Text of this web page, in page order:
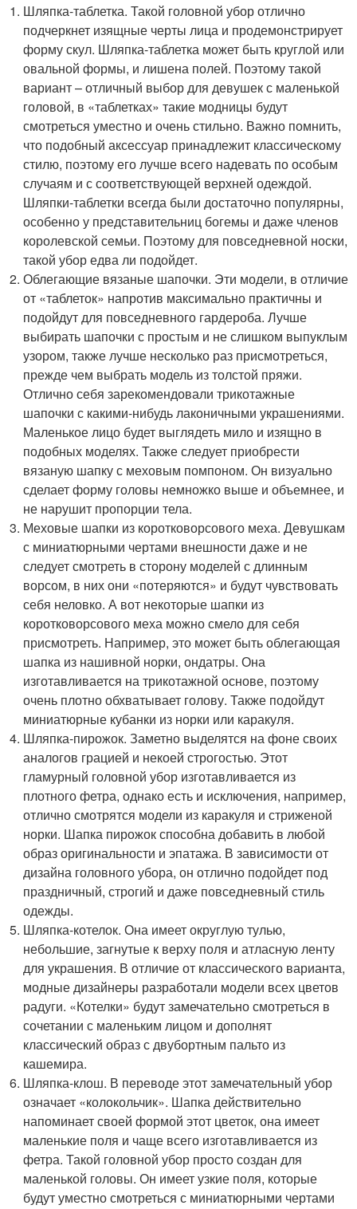
Шляпка-таблетка. Такой головной убор отлично
подчеркнет изящные черты лица и продемонстрирует
форму скул. Шляпка-таблетка может быть круглой или
овальной формы, и лишена полей. Поэтому такой
вариант – отличный выбор для девушек с маленькой
головой, в «таблетках» такие модницы будут
смотреться уместно и очень стильно. Важно помнить,
что подобный аксессуар принадлежит классическому
стилю, поэтому его лучше всего надевать по особым
случаям и с соответствующей верхней одеждой.
Шляпки-таблетки всегда были достаточно популярны,
особенно у представительниц богемы и даже членов
королевской семьи. Поэтому для повседневной носки,
такой убор едва ли подойдет.
Облегающие вязаные шапочки. Эти модели, в отличие
от «таблеток» напротив максимально практичны и
подойдут для повседневного гардероба. Лучше
выбирать шапочки с простым и не слишком выпуклым
узором, также лучше несколько раз присмотреться,
прежде чем выбрать модель из толстой пряжи.
Отлично себя зарекомендовали трикотажные
шапочки с какими-нибудь лаконичными украшениями.
Маленькое лицо будет выглядеть мило и изящно в
подобных моделях. Также следует приобрести
вязаную шапку с меховым помпоном. Он визуально
сделает форму головы немножко выше и объемнее, и
не нарушит пропорции тела.
Меховые шапки из коротковорсового меха. Девушкам
с миниатюрными чертами внешности даже и не
следует смотреть в сторону моделей с длинным
ворсом, в них они «потеряются» и будут чувствовать
себя неловко. А вот некоторые шапки из
коротковорсового меха можно смело для себя
присмотреть. Например, это может быть облегающая
шапка из нашивной норки, ондатры. Она
изготавливается на трикотажной основе, поэтому
очень плотно обхватывает голову. Также подойдут
миниатюрные кубанки из норки или каракуля.
Шляпка-пирожок. Заметно выделятся на фоне своих
аналогов грацией и некоей строгостью. Этот
гламурный головной убор изготавливается из
плотного фетра, однако есть и исключения, например,
отлично смотрятся модели из каракуля и стриженой
норки. Шапка пирожок способна добавить в любой
образ оригинальности и эпатажа. В зависимости от
дизайна головного убора, он отлично подойдет под
праздничный, строгий и даже повседневный стиль
одежды.
Шляпка-котелок. Она имеет округлую тулью,
небольшие, загнутые к верху поля и атласную ленту
для украшения. В отличие от классического варианта,
модные дизайнеры разработали модели всех цветов
радуги. «Котелки» будут замечательно смотреться в
сочетании с маленьким лицом и дополнят
классический образ с двубортным пальто из
кашемира.
Шляпка-клош. В переводе этот замечательный убор
означает «колокольчик». Шапка действительно
напоминает своей формой этот цветок, она имеет
маленькие поля и чаще всего изготавливается из
фетра. Такой головной убор просто создан для
маленькой головы. Он имеет узкие поля, которые
будут уместно смотреться с миниатюрными чертами